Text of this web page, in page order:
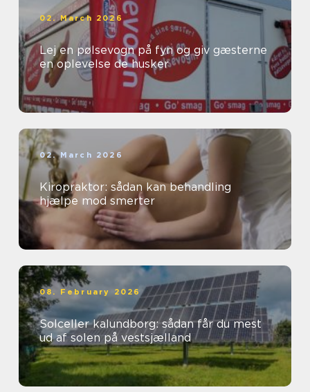
02. March 2026
Lej en pølsevogn på fyn og giv gæsterne
en oplevelse de husker
02. March 2026
Kiropraktor: sådan kan behandling
hjælpe mod smerter
08. February 2026
Solceller kalundborg: sådan får du mest
ud af solen på vestsjælland